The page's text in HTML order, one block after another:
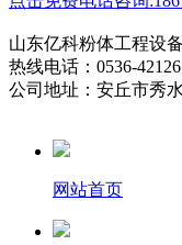
山东亿科粉体工程设
热线电话：0536-
公司地址：安丘市秀
网站首页